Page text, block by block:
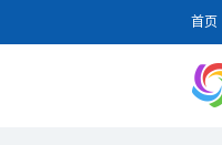
首页